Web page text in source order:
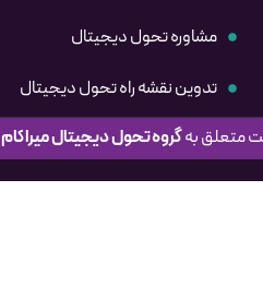
مشاوره تحول دیجیتال
تدوین نقشه راه تحول دیجیتال
متعلق بهگروهتحول دیجیتال میراکام